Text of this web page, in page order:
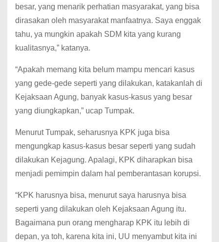
besar, yang menarik perhatian masyarakat, yang bisa
dirasakan oleh masyarakat manfaatnya. Saya enggak
tahu, ya mungkin apakah SDM kita yang kurang
kualitasnya,” katanya.
“Apakah memang kita belum mampu mencari kasus
yang gede-gede seperti yang dilakukan, katakanlah di
Kejaksaan Agung, banyak kasus-kasus yang besar
yang diungkapkan,” ucap Tumpak.
Menurut Tumpak, seharusnya KPK juga bisa
mengungkap kasus-kasus besar seperti yang sudah
dilakukan Kejagung. Apalagi, KPK diharapkan bisa
menjadi pemimpin dalam hal pemberantasan korupsi.
“KPK harusnya bisa, menurut saya harusnya bisa
seperti yang dilakukan oleh Kejaksaan Agung itu.
Bagaimana pun orang mengharap KPK itu lebih di
depan, ya toh, karena kita ini, UU menyambut kita ini